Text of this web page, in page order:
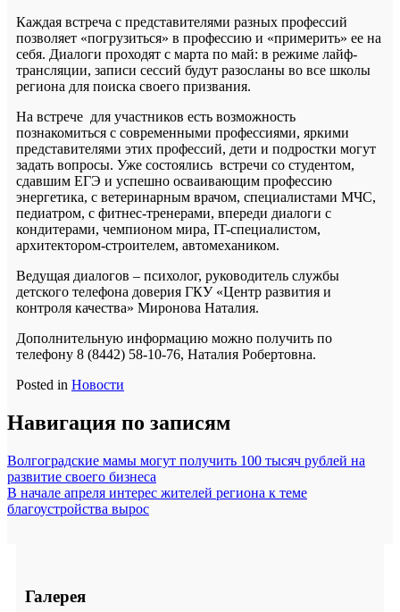
Каждая встреча с представителями разных профессий
позволяет «погрузиться» в профессию и «примерить» ее на
себя. Диалоги проходят с марта по май: в режиме лайф-
трансляции, записи сессий будут разосланы во все школы
региона для поиска своего призвания.
На встрече для участников есть возможность
познакомиться с современными профессиями, яркими
представителями этих профессий, дети и подростки могут
задать вопросы. Уже состоялись встречи со студентом,
сдавшим ЕГЭ и успешно осваивающим профессию
энергетика, с ветеринарным врачом, специалистами МЧС,
педиатром, с фитнес-тренерами, впереди диалоги с
кондитерами, чемпионом мира, IT-специалистом,
архитектором-строителем, автомехаником.
Ведущая диалогов – психолог, руководитель службы
детского телефона доверия ГКУ «Центр развития и
контроля качества» Миронова Наталия.
Дополнительную информацию можно получить по
телефону 8 (8442) 58-10-76, Наталия Робертовна.
Posted in Новости
Навигация по записям
Волгоградские мамы могут получить 100 тысяч рублей на
развитие своего бизнеса
В начале апреля интерес жителей региона к теме
благоустройства вырос
Галерея